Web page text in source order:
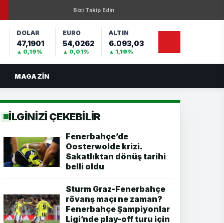
Bizi Takip Edin
DOLAR
47,1901
▲ 0,19%
EURO
54,0262
▲ 0,01%
ALTIN
6.093,03
▲ 1,19%
MAGAZIN
İLGİNİZİ ÇEKEBİLİR
Fenerbahçe’de
Oosterwolde krizi.
Sakatlıktan dönüş tarihi
belli oldu
Sturm Graz-Fenerbahçe
rövanş maçı ne zaman?
Fenerbahçe Şampiyonlar
Ligi’nde play-off turu için